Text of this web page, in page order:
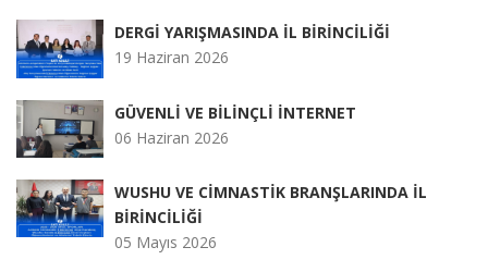
DERGİ YARIŞMASINDA İL BİRİNCİLİĞİ
19 Haziran 2026
GÜVENLİ VE BİLİNÇLİ İNTERNET
06 Haziran 2026
WUSHU VE CİMNASTİK BRANŞLARINDA İL
BİRİNCİLİĞİ
05 Mayıs 2026